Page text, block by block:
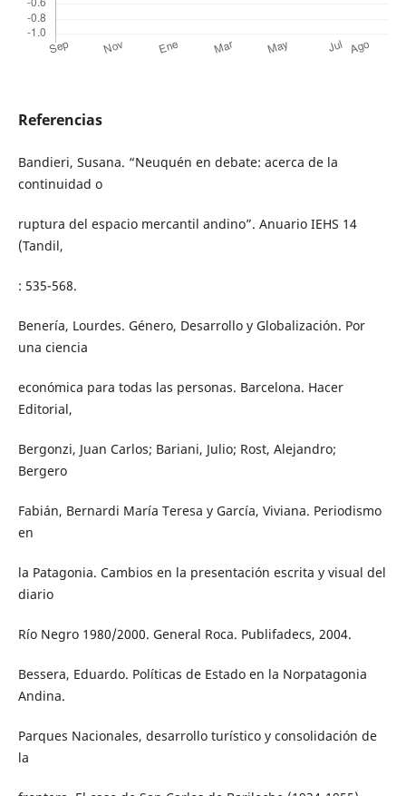
Referencias
Bandieri, Susana. “Neuquén en debate: acerca de la
continuidad o
ruptura del espacio mercantil andino”. Anuario IEHS 14
(Tandil,
: 535-568.
Benería, Lourdes. Género, Desarrollo y Globalización. Por
una ciencia
económica para todas las personas. Barcelona. Hacer
Editorial,
Bergonzi, Juan Carlos; Bariani, Julio; Rost, Alejandro;
Bergero
Fabián, Bernardi María Teresa y García, Viviana. Periodismo
en
la Patagonia. Cambios en la presentación escrita y visual del
diario
Río Negro 1980/2000. General Roca. Publifadecs, 2004.
Bessera, Eduardo. Políticas de Estado en la Norpatagonia
Andina.
Parques Nacionales, desarrollo turístico y consolidación de
la